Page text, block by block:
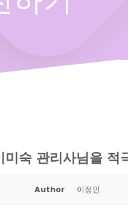
미숙 관리사님을 적
Author 이정민